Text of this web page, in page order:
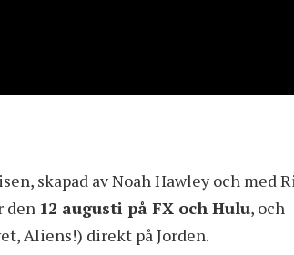
skapad av Noah Hawley och med
den 12 augusti på FX och Hulu, och
Aliens!) direkt på Jorden.